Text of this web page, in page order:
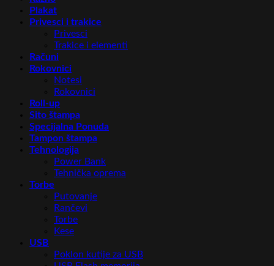
Plakat
Privesci i trakice
Privesci
Trakice i elementi
Računi
Rokovnici
Notesi
Rokovnici
Roll-up
Sito štampa
Specijalna Ponuda
Tampon štampa
Tehnologija
Power Bank
Tehnička oprema
Torbe
Putovanje
Rančevi
Torbe
Kese
USB
Poklon kutije za USB